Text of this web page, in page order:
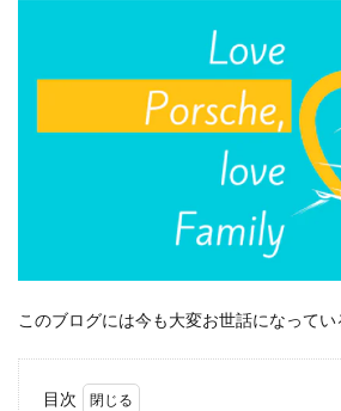
このブログには今も大変お世話になってい
目次